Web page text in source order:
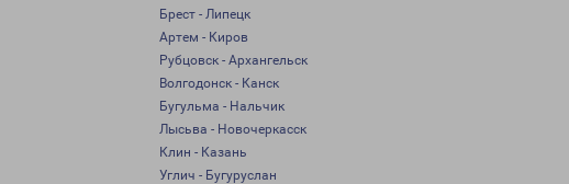
Брест - Липецк
Артем - Киров
Рубцовск - Архангельск
Волгодонск - Канск
Бугульма - Нальчик
Лысьва - Новочеркасск
Клин - Казань
Углич - Бугуруслан